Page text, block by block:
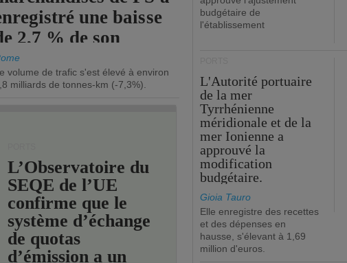
une baisse
2,7 % de son
d'affaires
volume de trafic s'est élevé à environ
milliards de tonnes-km (-7,3%).
L’Observatoire du
SEQE de l’UE
confirme que le
système d’échange
de quotas
d’émission a un
budgétaire de
l'établissement
L'Autorité portuaire
de la mer
Tyrrhénienne
méridionale et de la
mer Ionienne a
approuvé la
modification
budgétaire.
Gioia Tauro
Elle enregistre des recettes
et des dépenses en
hausse, s'élevant à 1,69
million d'euros.